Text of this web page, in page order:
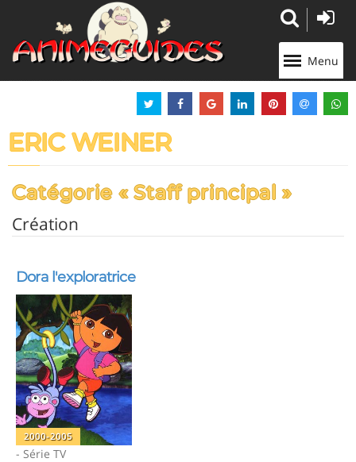
Menu
ERIC WEINER
Catégorie « Staff principal »
Création
Dora l'exploratrice
2000-2005
- Série TV
Panneau de gestion des cookies